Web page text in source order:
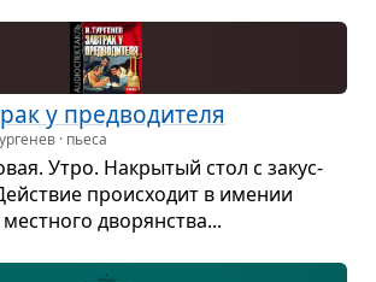
у пред­во­ди­теля
· пьеса
Утро. Накры­тый стол с закус­
про­ис­хо­дит в име­нии
дво­рян­ства...